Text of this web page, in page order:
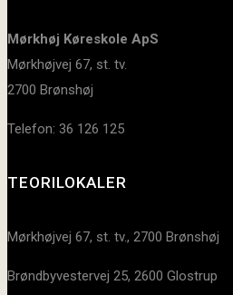
Mørkhøj Køreskole ApS
Mørkhøjvej 67, st. tv.
2700 Brønshøj
Telefon: 36 126 125
TEORILOKALER
Mørkhøjvej 67, st. tv., 2700 Brønshøj
Brøndbyvestervej 25, 2600 Glostrup